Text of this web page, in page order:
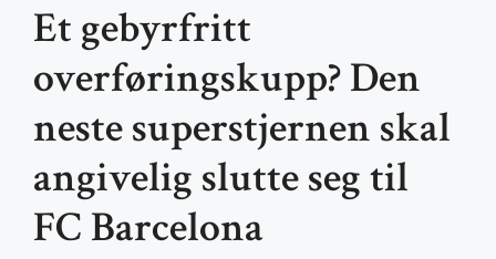
Et gebyrfritt
overføringskupp? Den
neste superstjernen skal
angivelig slutte seg til
FC Barcelona